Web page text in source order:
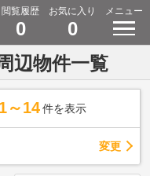
閲覧履歴
0
お気に入り
0
メニュー
辺物件一覧
1～14 件を表示
変更